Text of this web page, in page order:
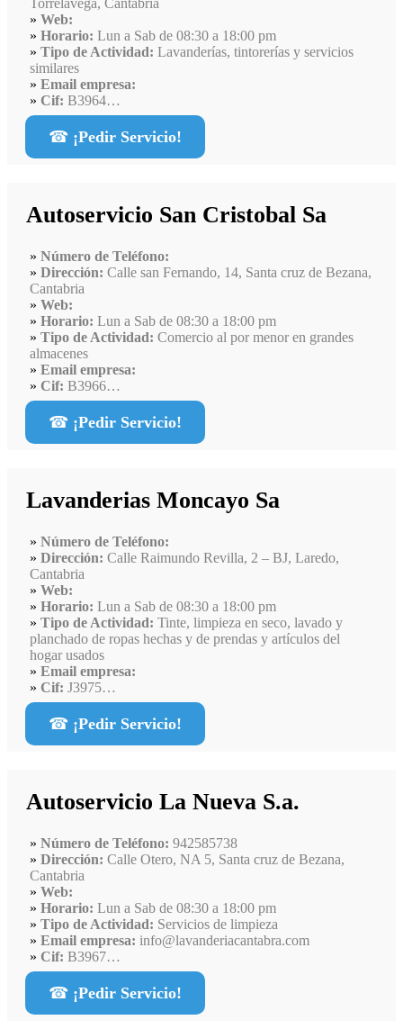
Web:
Horario: Lun a Sab de 08:30 a 18:00 pm
Tipo de Actividad: Lavanderías, tintorerías y servicios
similares
Email empresa:
Cif: B3964…
☎ ¡Pedir Servicio!
Autoservicio San Cristobal Sa
Número de Teléfono:
Dirección: Calle san Fernando, 14, Santa cruz de Bezana,
Cantabria
Web:
Horario: Lun a Sab de 08:30 a 18:00 pm
Tipo de Actividad: Comercio al por menor en grandes
almacenes
Email empresa:
Cif: B3966…
☎ ¡Pedir Servicio!
Lavanderias Moncayo Sa
Número de Teléfono:
Dirección: Calle Raimundo Revilla, 2 – BJ, Laredo,
Cantabria
Web:
Horario: Lun a Sab de 08:30 a 18:00 pm
Tipo de Actividad: Tinte, limpieza en seco, lavado y
planchado de ropas hechas y de prendas y artículos del
hogar usados
Email empresa:
Cif: J3975…
☎ ¡Pedir Servicio!
Autoservicio La Nueva S.a.
Número de Teléfono: 942585738
Dirección: Calle Otero, NA 5, Santa cruz de Bezana,
Cantabria
Web:
Horario: Lun a Sab de 08:30 a 18:00 pm
Tipo de Actividad: Servicios de limpieza
Email empresa: info@lavanderiacantabra.com
Cif: B3967…
☎ ¡Pedir Servicio!